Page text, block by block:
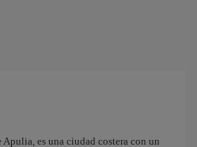
es una ciudad costera con un